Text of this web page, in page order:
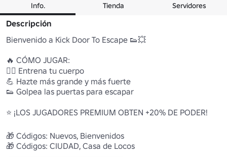
Info. Tienda Servidores
Descripción
Bienvenido a Kick Door To Escape 👟💥
🔥 CÓMO JUGAR:
🏋️‍♂️ Entrena tu cuerpo
💪 Hazte más grande y más fuerte
👟 Golpea las puertas para escapar
⭐ ¡LOS JUGADORES PREMIUM OBTEN +20% DE PODER!
🎁 Códigos: Nuevos, Bienvenidos